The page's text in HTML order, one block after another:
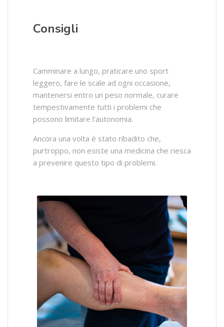
Consigli
Camminare a lungo, praticare uno sport
leggero, fare le scale ad ogni occasione,
mantenersi entro un peso normale, curare
tempestivamente tutti i problemi che
possono limitare l’autonomia.
Ancora una volta è stato ribadito che,
purtroppo, non esiste una medicina che riesca
a prevenire questo tipo di problemi.